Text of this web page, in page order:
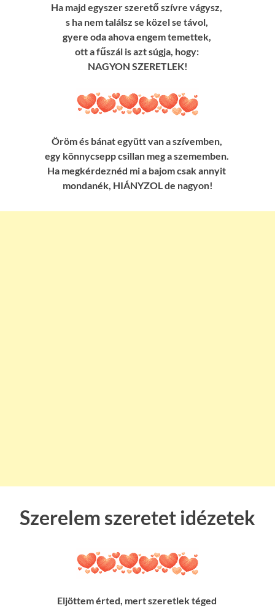
Ha majd egyszer szerető szívre vágysz,
s ha nem találsz se közel se távol,
gyere oda ahova engem temettek,
ott a fűszál is azt súgja, hogy:
NAGYON SZERETLEK!
Öröm és bánat együtt van a szívemben,
egy könnycsepp csillan meg a szememben.
Ha megkérdeznéd mi a bajom csak annyit
mondanék, HIÁNYZOL de nagyon!
Szerelem szeretet idézetek
Eljöttem érted, mert szeretlek téged